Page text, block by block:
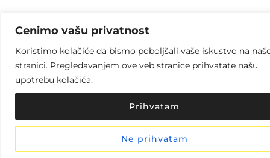
Cenimo vašu privatnost
Koristimo kolačiće da bismo poboljšali vaše iskustvo na
stranici. Pregledavanjem ove veb stranice prihvatate našu
upotrebu kolačića.
Ne prihvatam
Prihvatam